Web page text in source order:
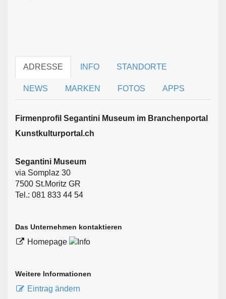
ADRESSE INFO STANDORTE
NEWS MARKEN FOTOS APPS
Firmen­profil Segantini Museum im Branchen­portal
Kunstkulturportal.ch
Segantini Museum
via Somplaz 30
7500 St.Moritz GR
Tel.: 081 833 44 54
Das Unternehmen kontaktieren
Homepage
Weitere Informationen
Eintrag ändern